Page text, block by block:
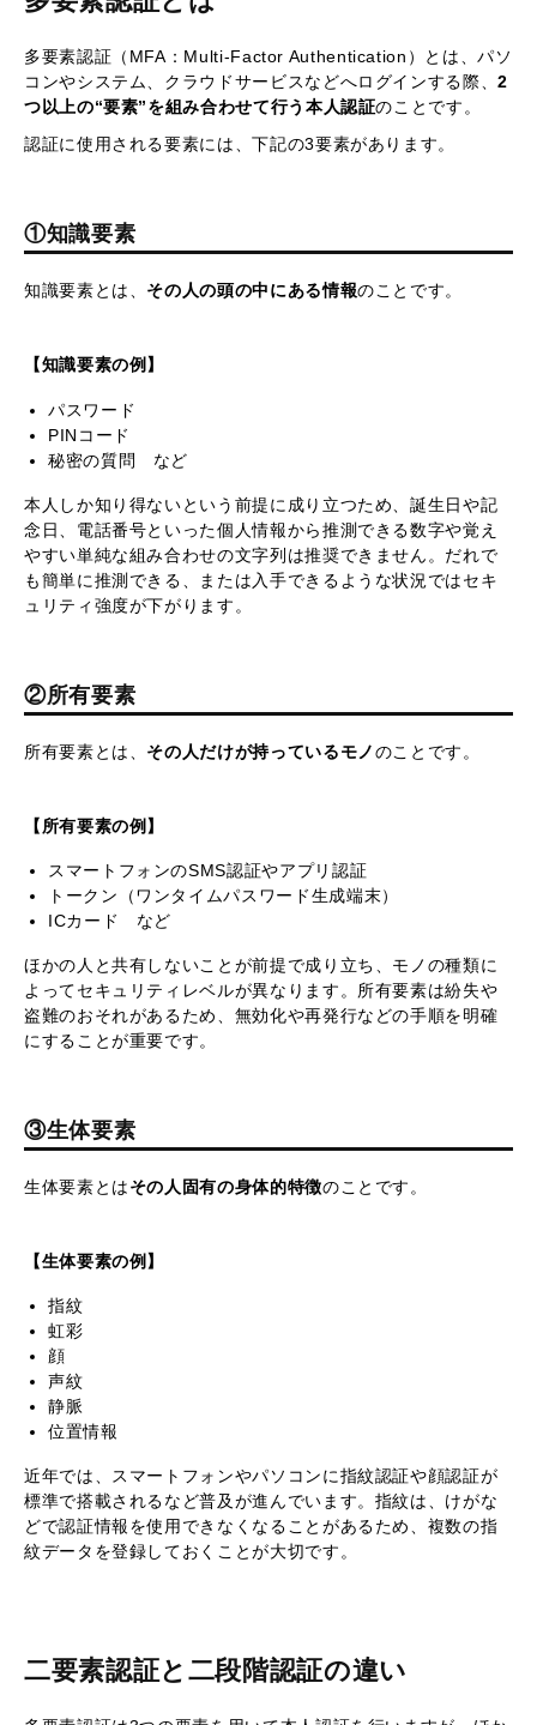
多要素認証（MFA：Multi-Factor Authentication）とは、パソ
コンやシステム、クラウドサービスなどへログインする際、2
つ以上の“要素”を組み合わせて行う本人認証のことです。
認証に使用される要素には、下記の3要素があります。
①知識要素
知識要素とは、 その人の頭の中にある情報のことです。
【知識要素の例】
パスワード
PINコード
秘密の質問 など
本人しか知り得ないという前提に成り立つため、誕生日や記
念日、電話番号といった個人情報から推測できる数字や覚え
やすい単純な組み合わせの文字列は推奨できません。だれで
も簡単に推測できる、または入手できるような状況ではセキ
ュリティ強度が下がります。
②所有要素
所有要素とは、 その人だけが持っているモノのことです。
【所有要素の例】
スマートフォンのSMS認証やアプリ認証
トークン（ワンタイムパスワード生成端末）
ICカード など
ほかの人と共有しないことが前提で成り立ち、モノの種類に
よってセキュリティレベルが異なります。所有要素は紛失や
盗難のおそれがあるため、無効化や再発行などの手順を明確
にすることが重要です。
③生体要素
生体要素とはその人固有の身体的特徴のことです。
【生体要素の例】
指紋
虹彩
顔
声紋
静脈
位置情報
近年では、スマートフォンやパソコンに指紋認証や顔認証が
標準で搭載されるなど普及が進んでいます。指紋は、けがな
どで認証情報を使用できなくなることがあるため、複数の指
紋データを登録しておくことが大切です。
二要素認証と二段階認証の違い